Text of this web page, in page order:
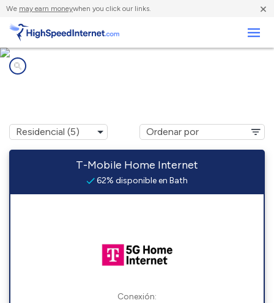
We may earn moneywhen you click our links. ×
T-Mobile Home Internet
62% disponible en Bath
Conexión: